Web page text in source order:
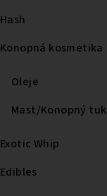
Hash
Konopná kosmetika
Oleje
Mast/Konopný tuk
Exotic Whip
Edibles